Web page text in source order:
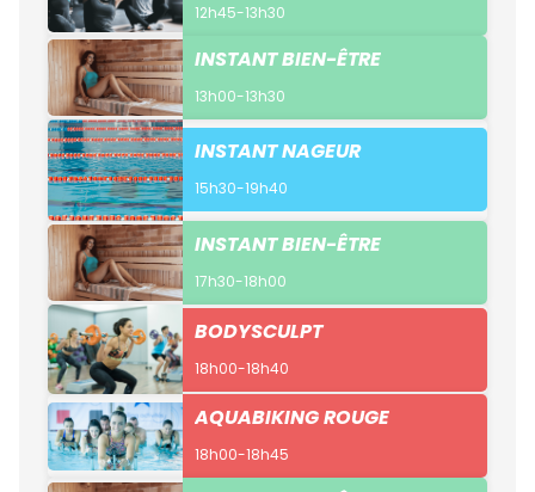
12h45-13h30
INSTANT BIEN-ÊTRE
13h00-13h30
INSTANT NAGEUR
15h30-19h40
INSTANT BIEN-ÊTRE
17h30-18h00
BODYSCULPT
18h00-18h40
AQUABIKING ROUGE
18h00-18h45